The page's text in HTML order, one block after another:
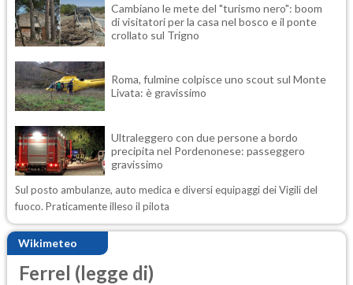
Cambiano le mete del "turismo nero": boom
di visitatori per la casa nel bosco e il ponte
crollato sul Trigno
Roma, fulmine colpisce uno scout sul Monte
Livata: è gravissimo
Ultraleggero con due persone a bordo
precipita nel Pordenonese: passeggero
gravissimo
Sul posto ambulanze, auto medica e diversi equipaggi dei Vigili del
fuoco. Praticamente illeso il pilota
Wikimeteo
Ferrel (legge di)